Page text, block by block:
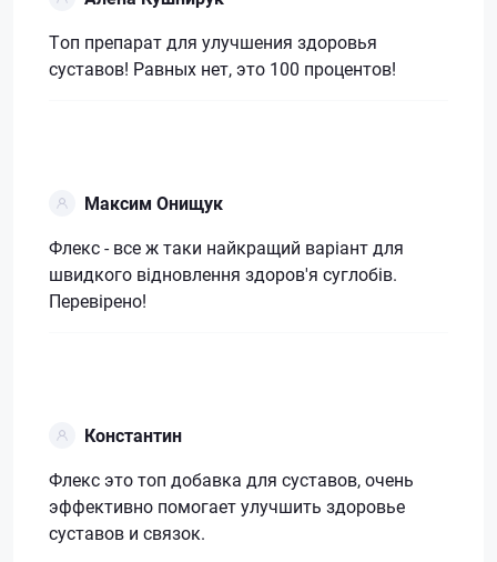
Топ препарат для улучшения здоровья
суставов! Равных нет, это 100 процентов!
Максим Онищук
Флекс - все ж таки найкращий варіант для
швидкого відновлення здоров'я суглобів.
Перевірено!
Константин
Флекс это топ добавка для суставов, очень
эффективно помогает улучшить здоровье
суставов и связок.